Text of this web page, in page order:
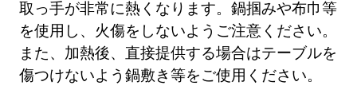
取っ手が非常に熱くなります。鍋掴みや布巾等
を使用し、火傷をしないようご注意ください。
また、加熱後、直接提供する場合はテーブルを
傷つけないよう鍋敷き等をご使用ください。